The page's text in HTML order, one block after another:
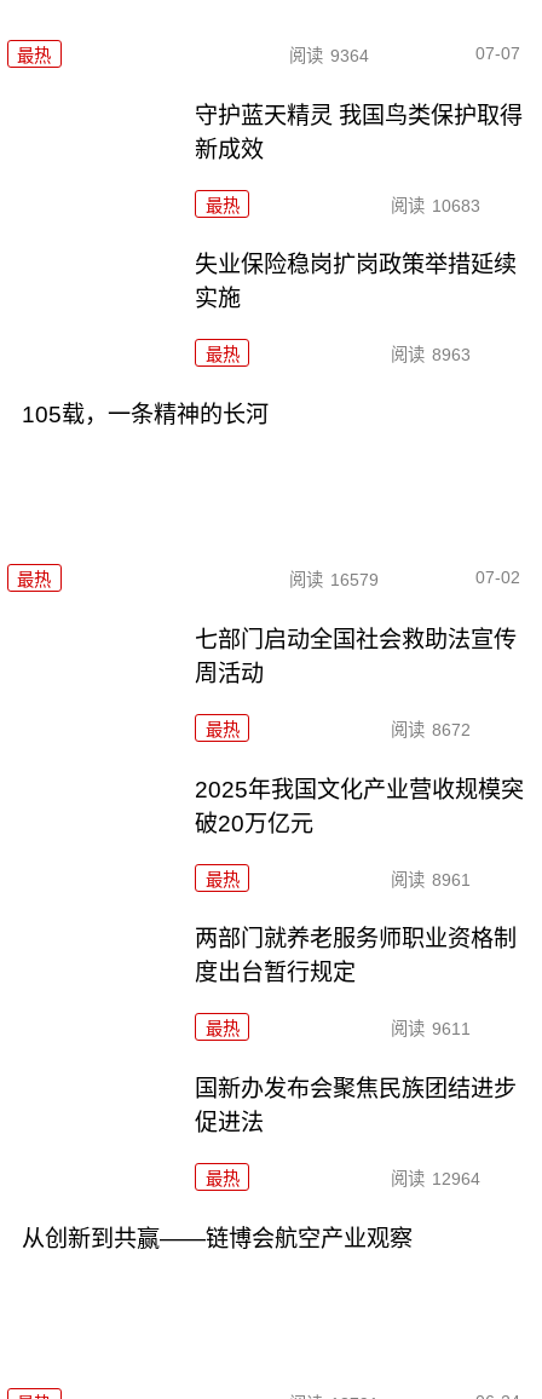
最热 阅读 9364 07-07
守护蓝天精灵 我国鸟类保护取得
新成效
最热 阅读 10683
失业保险稳岗扩岗政策举措延续
实施
最热 阅读 8963
105载，一条精神的长河
最热 阅读 16579 07-02
七部门启动全国社会救助法宣传
周活动
最热 阅读 8672
2025年我国文化产业营收规模突
破20万亿元
最热 阅读 8961
两部门就养老服务师职业资格制
度出台暂行规定
最热 阅读 9611
国新办发布会聚焦民族团结进步
促进法
最热 阅读 12964
从创新到共赢——链博会航空产业观察